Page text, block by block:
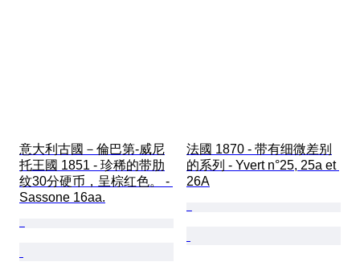
意大利古國－倫巴第-威尼
托王國 1851 - 珍稀的带肋
纹30分硬币，呈棕红色。 -
Sassone 16aa.
法國 1870 - 带有细微差别
的系列 - Yvert n°25, 25a et
26A